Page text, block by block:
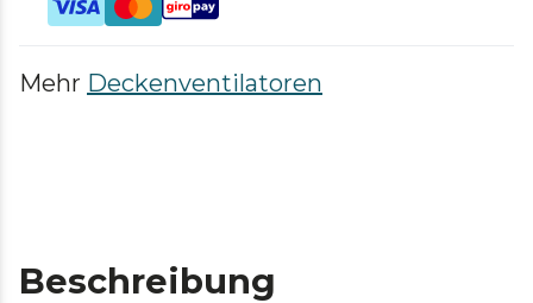
Mehr Deckenventilatoren
Beschreibung